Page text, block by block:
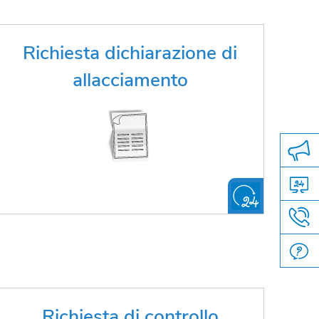
Richiesta dichiarazione di
allacciamento
Hai bisogno di una dichiarazione di
allacciamento?
Hai bisogno di un controllo tecnico?